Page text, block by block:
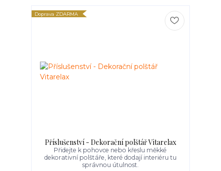
Doprava ZDARMA
Příslušenství - Dekorační polštář Vitarelax
Přidejte k pohovce nebo křeslu měkké
dekorativní polštáře, které dodají interiéru tu
správnou útulnost.